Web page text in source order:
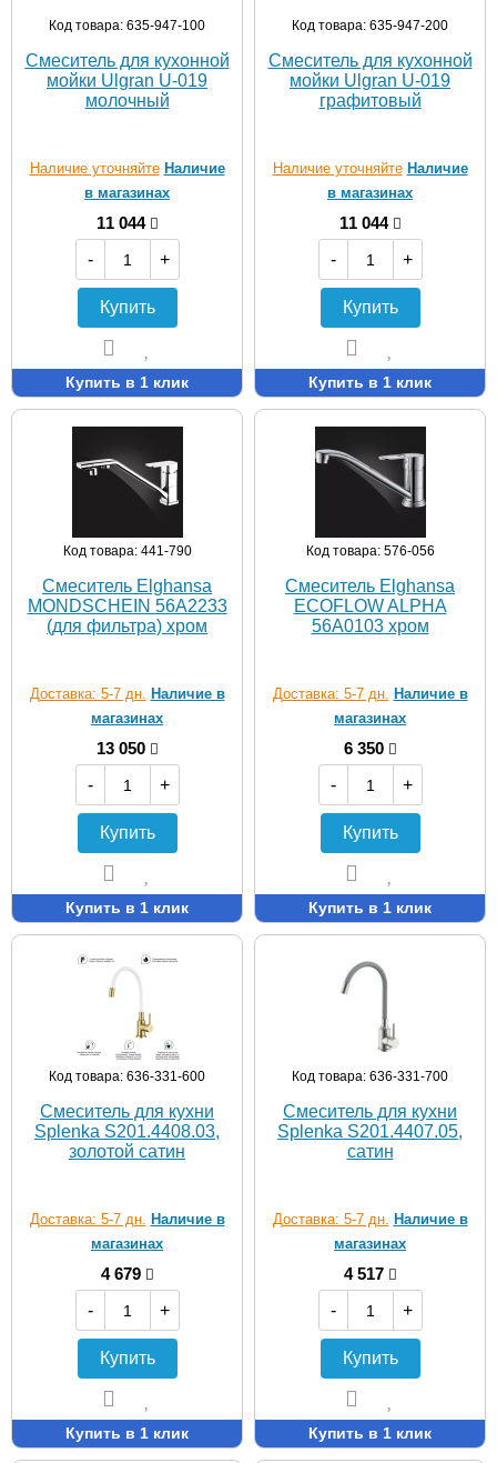
Код товара: 635-947-100
Смеситель для кухонной
мойки Ulgran U-019
молочный
Наличие уточняйте Наличие
в магазинах
11 044
-
+
Купить
Купить в 1 клик
Код товара: 635-947-200
Смеситель для кухонной
мойки Ulgran U-019
графитовый
Наличие уточняйте Наличие
в магазинах
11 044
-
+
Купить
Купить в 1 клик
Код товара: 441-790
Смеситель Elghansa
MONDSCHEIN 56A2233
(для фильтра) хром
Доставка: 5-7 дн. Наличие в
магазинах
13 050
-
+
Купить
Купить в 1 клик
Код товара: 576-056
Смеситель Elghansa
ECOFLOW ALPHA
56A0103 хром
Доставка: 5-7 дн. Наличие в
магазинах
6 350
-
+
Купить
Купить в 1 клик
Код товара: 636-331-600
Смеситель для кухни
Splenka S201.4408.03,
золотой сатин
Доставка: 5-7 дн. Наличие в
магазинах
4 679
-
+
Купить
Купить в 1 клик
Код товара: 636-331-700
Смеситель для кухни
Splenka S201.4407.05,
сатин
Доставка: 5-7 дн. Наличие в
магазинах
4 517
-
+
Купить
Купить в 1 клик